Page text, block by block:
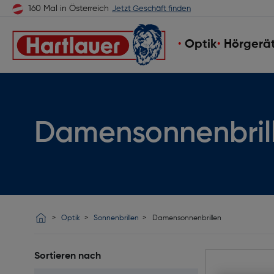
160 Mal in Österreich Jetzt Geschäft finden
Optik
Optik Sonnenbrillen Damensonnenbrillen
Sortieren nach